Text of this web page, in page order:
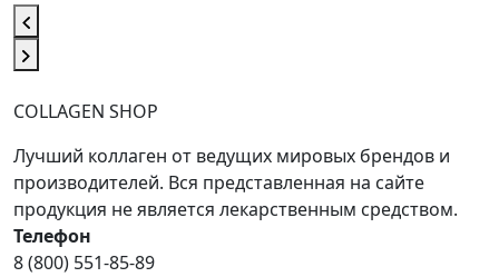
COLLAGEN SHOP
Лучший коллаген от ведущих мировых брендов и
производителей. Вся представленная на сайте
продукция не является лекарственным средством.
Телефон
8 (800) 551-85-89